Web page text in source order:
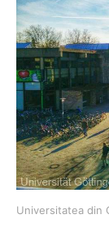
Universitatea din